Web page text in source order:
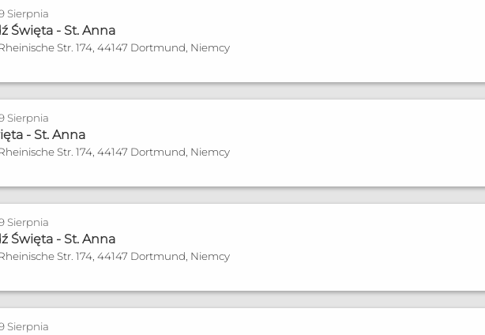
Sierpnia
Święta - St. Anna
Str. 174, 44147 Dortmund, Niemcy
Sierpnia
- St. Anna
Str. 174, 44147 Dortmund, Niemcy
Sierpnia
Święta - St. Anna
Str. 174, 44147 Dortmund, Niemcy
Sierpnia